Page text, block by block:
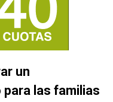
un
las familias